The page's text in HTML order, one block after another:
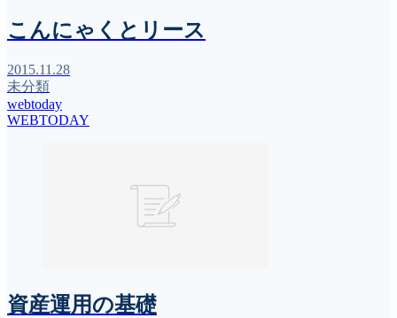
こんにゃくとリース
2015.11.28
未分類
webtoday
WEBTODAY
資産運用の基礎